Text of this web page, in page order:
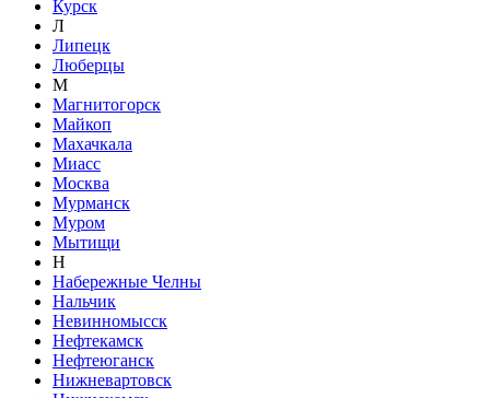
Курск
Л
Липецк
Люберцы
М
Магнитогорск
Майкоп
Махачкала
Миасс
Москва
Мурманск
Муром
Мытищи
Н
Набережные Челны
Нальчик
Невинномысск
Нефтекамск
Нефтеюганск
Нижневартовск